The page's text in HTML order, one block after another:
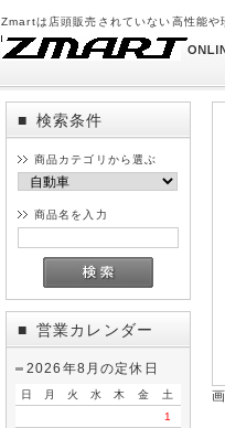
Zmartは店頭販売されていない高性能や
■ 検索条件
商品カテゴリから選ぶ
商品名を入力
■ 営業カレンダー
2026年8月の定休日
日 月 火 水 木 金
土
1